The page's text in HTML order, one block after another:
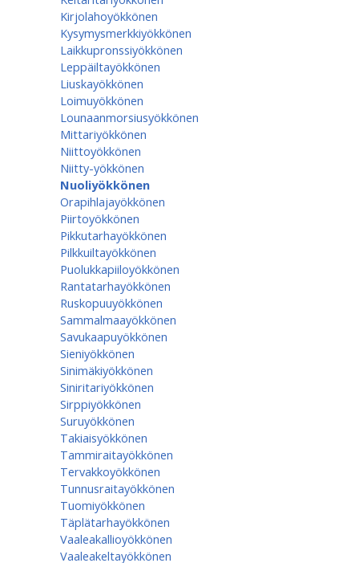
Kirjolahoyökkönen
Kysymysmerkkiyökkönen
Laikkupronssiyökkönen
Leppäiltayökkönen
Liuskayökkönen
Loimuyökkönen
Lounaanmorsiusyökkönen
Mittariyökkönen
Niittoyökkönen
Niitty-yökkönen
Nuoliyökkönen
Orapihlajayökkönen
Piirtoyökkönen
Pikkutarhayökkönen
Pilkkuiltayökkönen
Puolukkapiiloyökkönen
Rantatarhayökkönen
Ruskopuuyökkönen
Sammalmaayökkönen
Savukaapuyökkönen
Sieniyökkönen
Sinimäkiyökkönen
Siniritariyökkönen
Sirppiyökkönen
Suruyökkönen
Takiaisyökkönen
Tammiraitayökkönen
Tervakkoyökkönen
Tunnusraitayökkönen
Tuomiyökkönen
Täplätarhayökkönen
Vaaleakallioyökkönen
Vaaleakeltayökkönen